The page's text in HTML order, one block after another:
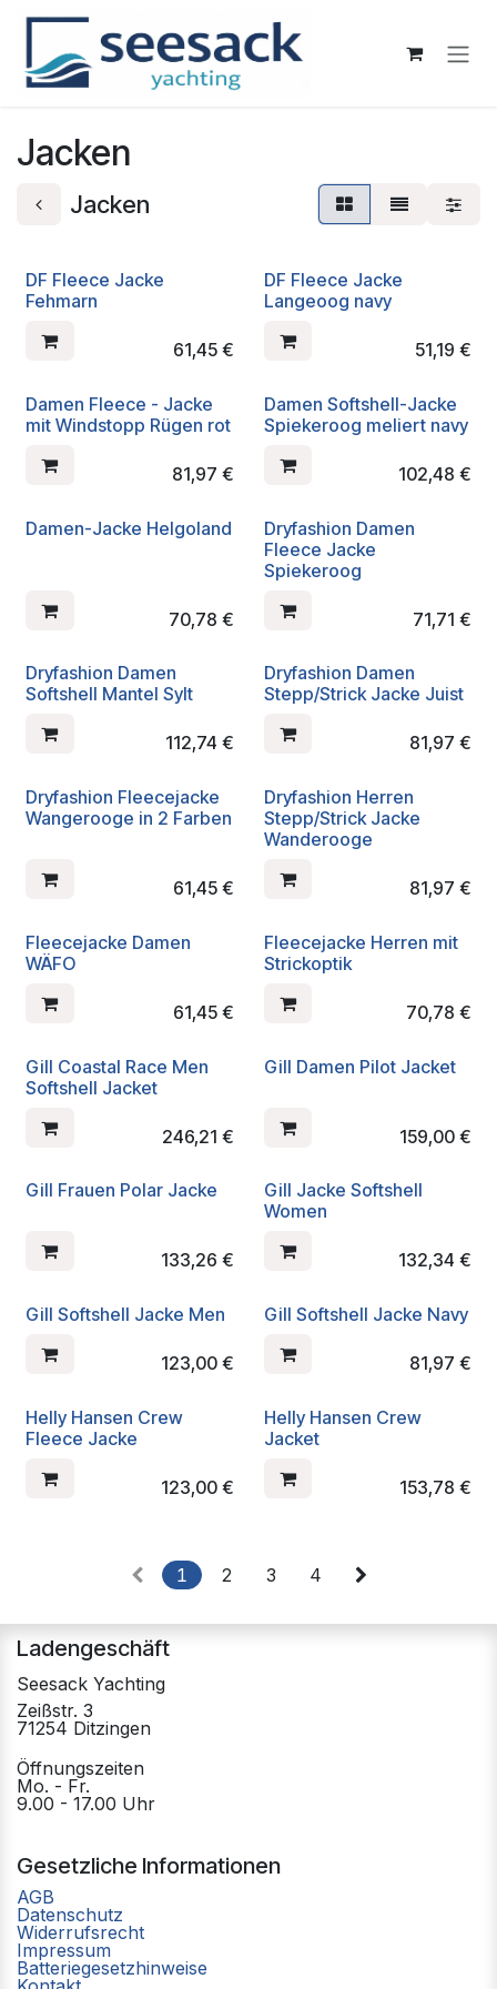
Zum Inhalt springen
Jacken
Jacken
DF Fleece Jacke
Fehmarn
61,45€
DF Fleece Jacke
Langeoog navy
51,19 €
Damen Fleece - Jacke
mit Windstopp Rügen rot
81,97 €
Damen Softshell-Jacke
Spiekeroog meliert navy
102,48 €
Damen-Jacke Helgoland
70,78 €
Dryfashion Damen
Fleece Jacke
Spiekeroog
71,71 €
Dryfashion Damen
Softshell Mantel Sylt
112,74 €
Dryfashion Damen
Stepp/Strick Jacke Juist
81,97 €
Dryfashion Fleecejacke
Wangerooge in 2 Farben
61,45€
Dryfashion Herren
Stepp/Strick Jacke
Wanderooge
81,97 €
Fleecejacke Damen
WÄFO
61,45€
Fleecejacke Herren mit
Strickoptik
70,78 €
Gill Coastal Race Men
Softshell Jacket
246,21 €
Gill Damen Pilot Jacket
159,00 €
Gill Frauen Polar Jacke
133,26 €
Gill Jacke Softshell
Women
132,34 €
Gill Softshell Jacke Men
123,00€
Gill Softshell Jacke Navy
81,97 €
Helly Hansen Crew
Fleece Jacke
123,00€
Helly Hansen Crew
Jacket
153,78 €
1 2 3 4
Ladengeschäft
Seesack Yachting
Zeißstr. 3
71254 Ditzingen
Öffnungszeiten
Mo. - Fr.
9.00 - 17.00 Uhr
Gesetzliche Informationen
AGB
Datenschutz
Widerrufsrecht
Impressum
Batteriegesetzhinweise